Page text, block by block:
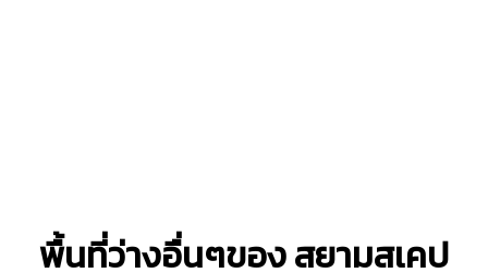
พื้นที่ว่างอื่นๆของ สยามสเคป